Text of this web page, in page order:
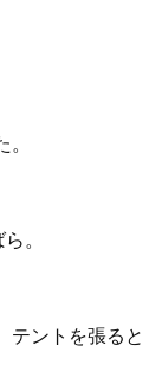
。
テントを張ると